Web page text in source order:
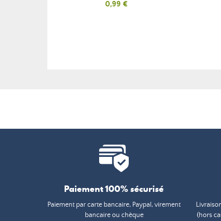
Prix
0,99 €
Paiement 100% sécurisé
Paiement par carte bancaire, Paypal, virement
bancaire ou chèque
(hors